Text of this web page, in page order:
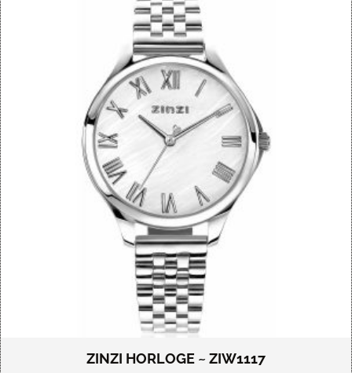
ZINZI HORLOGE ~ ZIW1117